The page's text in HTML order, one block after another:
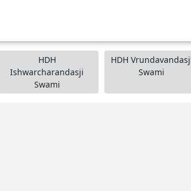
HDH
Ishwarcharandasji
Swami
HDH
Swami